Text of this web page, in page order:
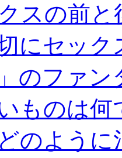
スの前
にセック
のファ
ものは何
のように